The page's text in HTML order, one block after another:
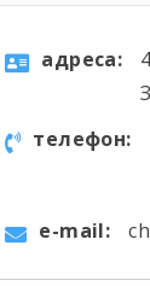
aдресa:
телефон:
e-mail: